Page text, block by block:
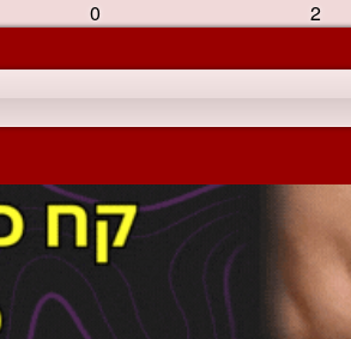
0 2